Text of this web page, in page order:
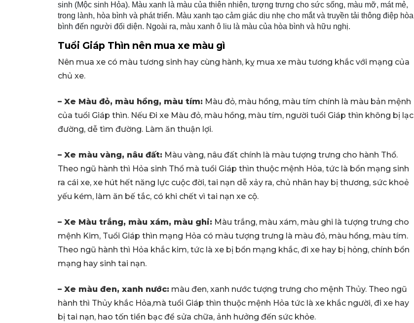
sinh (Mộc sinh Hỏa). Màu xanh là màu của thiên nhiên, tượng trưng cho sức sống, màu mỡ, mát mẻ,
trong lành, hòa bình và phát triển. Màu xanh tạo cảm giác dịu nhẹ cho mắt và truyền tải thông điệp hòa
bình đến người đối diện. Ngoài ra, màu xanh ô liu là màu của hòa bình và hữu nghị.
Tuổi Giáp Thìn nên mua xe màu gì
Nên mua xe có màu tương sinh hay cùng hành, kỵ mua xe màu tương khắc với mạng của
chủ xe.
– Xe Màu đỏ, màu hồng, màu tím: Màu đỏ, màu hồng, màu tím chính là màu bản mệnh
của tuổi Giáp thìn. Nếu Đi xe Màu đỏ, màu hồng, màu tím, người tuổi Giáp thìn không bị lạc
đường, dễ tìm đường. Làm ăn thuận lợi.
– Xe màu vàng, nâu đất: Màu vàng, nâu đất chính là màu tượng trưng cho hành Thổ.
Theo ngũ hành thì Hỏa sinh Thổ mà tuổi Giáp thìn thuộc mệnh Hỏa, tức là bổn mạng sinh
ra cái xe, xe hút hết năng lực cuộc đời, tai nạn dễ xảy ra, chủ nhân hay bị thương, sức khoẻ
yếu kém, làm ăn bế tắc, có khi chết vì tai nạn xe cộ.
– Xe Màu trắng, màu xám, màu ghi: Màu trắng, màu xám, màu ghi là tượng trưng cho
mệnh Kim, Tuổi Giáp thìn mạng Hỏa có màu tượng trưng là màu đỏ, màu hồng, màu tím.
Theo ngũ hành thì Hỏa khắc kim, tức là xe bị bổn mạng khắc, đi xe hay bị hỏng, chính bổn
mạng hay sinh tai nạn.
– Xe màu đen, xanh nước: màu đen, xanh nước tượng trưng cho mệnh Thủy. Theo ngũ
hành thì Thủy khắc Hỏa,mà tuổi Giáp thìn thuộc mệnh Hỏa tức là xe khắc người, đi xe hay
bị tai nạn, hao tốn tiền bạc để sửa chữa, ảnh hưởng đến sức khỏe.